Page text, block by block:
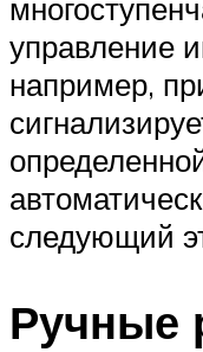
управление
например,
следующий
Ручные